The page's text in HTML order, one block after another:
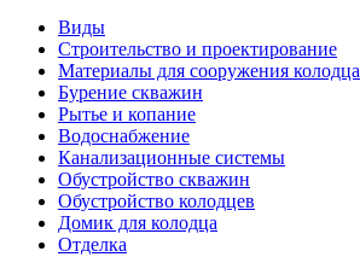
Виды
Строительство и проектирование
Материалы для сооружения колодца
Бурение скважин
Рытье и копание
Водоснабжение
Канализационные системы
Обустройство скважин
Обустройство колодцев
Домик для колодца
Отделка